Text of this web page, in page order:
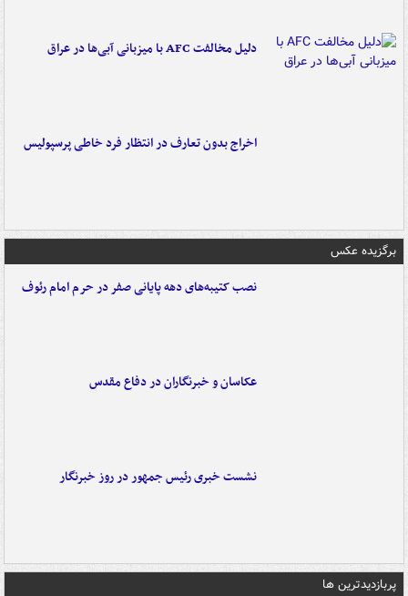
دلیل مخالفت AFC با میزبانی آبی‌ها در عراق
اخراج بدون تعارف در انتظار فرد خاطی پرسپولیس
برگزیده عکس
نصب کتیبه‌های دهه پایانی صفر در حرم امام رئوف
عکاسان و خبرنگاران در دفاع مقدس
نشست خبری رئیس جمهور در روز خبرنگار
پربازدیدترین ها